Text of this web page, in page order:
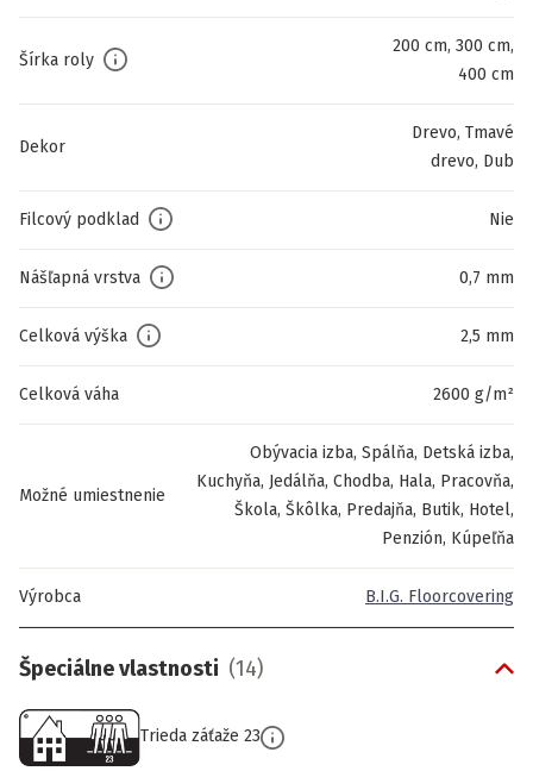
Šírka roly
200 cm, 300 cm,
400 cm
Dekor
Drevo, Tmavé
drevo, Dub
Filcový podklad Nie
Nášľapná vrstva 0,7 mm
Celková výška 2,5 mm
Celková váha 2600 g/m²
Možné umiestnenie
Obývacia izba, Spálňa, Detská izba,
Kuchyňa, Jedálňa, Chodba, Hala, Pracovňa,
Škola, Škôlka, Predajňa, Butik, Hotel,
Penzión, Kúpeľňa
Výrobca B.I.G. Floorcovering
Špeciálne vlastnosti (14)
Trieda záťaže 23